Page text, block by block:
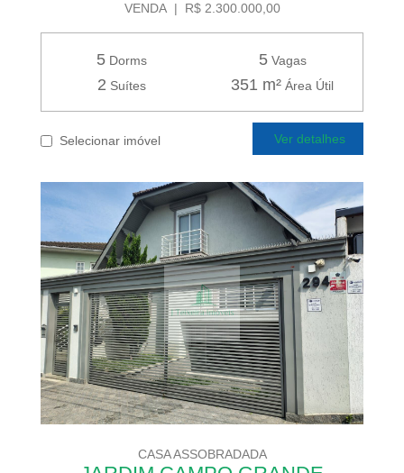
VENDA | R$ 2.300.000,00
5 Dorms 5Vagas
2 Suítes 351 m² Área Útil
Selecionar imóvel Ver detalhes
CASA ASSOBRADADA